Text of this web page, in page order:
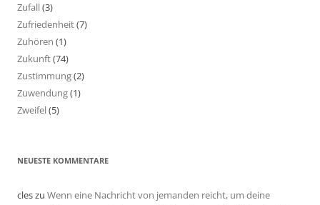
Zufall(3)
Zufriedenheit(7)
Zuhören (1)
Zukunft(74)
Zustimmung(2)
Zuwendung(1)
Zweifel(5)
NEUESTE KOMMENTARE
cleszu Wenn eine Nachricht von jemanden reicht, um deine